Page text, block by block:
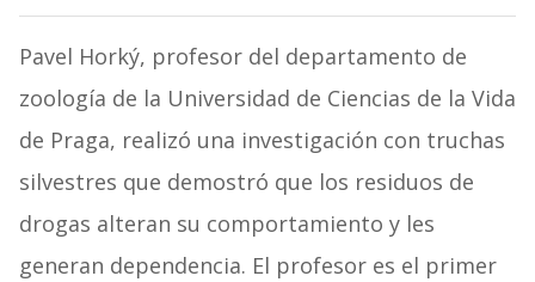
Pavel Horký, profesor del departamento de
zoología de la Universidad de Ciencias de la Vida
de Praga, realizó una investigación con truchas
silvestres que demostró que los residuos de
drogas alteran su comportamiento y les
generan dependencia. El profesor es el primer